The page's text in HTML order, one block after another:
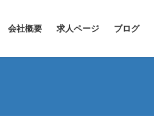
会社概要 求人ページ ブログ